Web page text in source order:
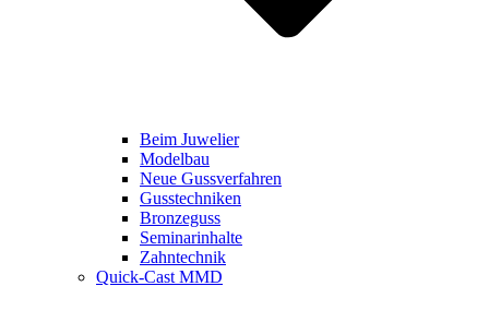
Beim Juwelier
Modelbau
Neue Gussverfahren
Gusstechniken
Bronzeguss
Seminarinhalte
Zahntechnik
Quick-Cast MMD